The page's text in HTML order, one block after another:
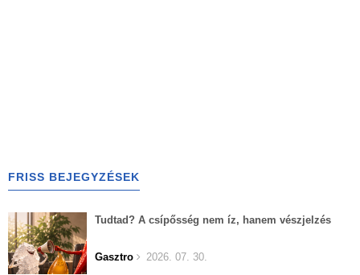
FRISS BEJEGYZÉSEK
Tudtad? A csípősség nem íz, hanem vészjelzés
Gasztro 2026. 07. 30.